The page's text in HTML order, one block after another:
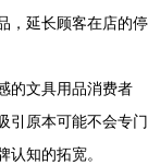
，延长顾客在店的停
的文具用品消费者
引原本可能不会专门
知的拓宽。